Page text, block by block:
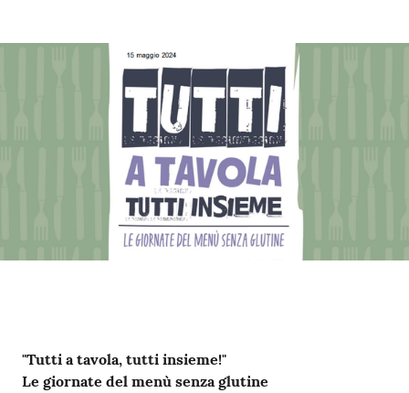
Contenuto
"Tutti a tavola, tutti insieme!"
Le giornate del menù senza glutine